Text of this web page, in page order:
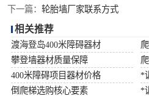
下一篇： 轮胎墙厂家联系方式
相关推荐
渡海登岛400米障碍器材
攀登墙器材质量保障
400米障碍项目器材价格
*
倒爬梯选购核心要素
*
400米障碍器材